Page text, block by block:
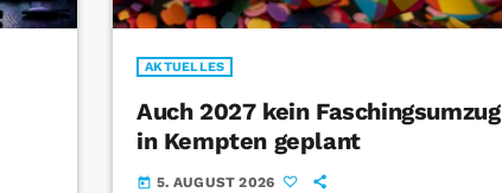
AKTUELLES
Auch 2027 kein Faschingsumzug
in Kempten geplant
today 5. AUGUST 2026